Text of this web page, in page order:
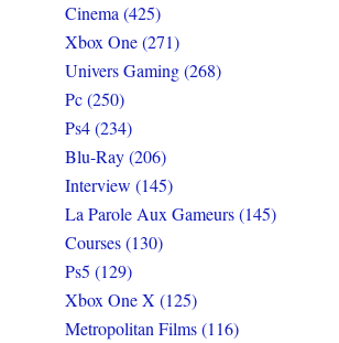
Cinema (425)
Xbox One (271)
Univers Gaming (268)
Pc (250)
Ps4 (234)
Blu-Ray (206)
Interview (145)
La Parole Aux Gameurs (145)
Courses (130)
Ps5 (129)
Xbox One X (125)
Metropolitan Films (116)